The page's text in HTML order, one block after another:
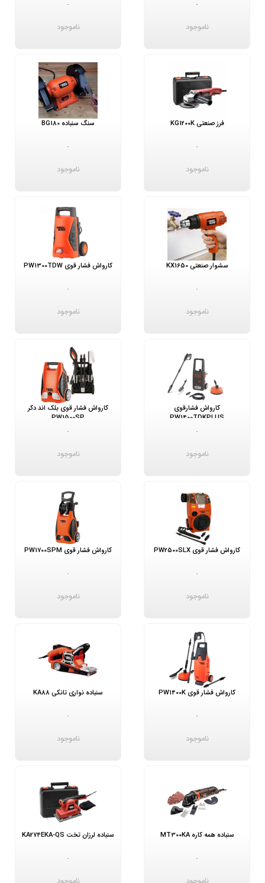
-
ناموجود
-
ناموجود
فرز صنعتی KG1200K
-
ناموجود
سنگ سنباده BG180
-
ناموجود
سشوار صنعتی KX1650
-
ناموجود
کارواش فشار قوی PW1300TDW
-
ناموجود
کارواش فشارقوی
PW1400TDKPLUS
-
ناموجود
کارواش‌ فشار قوی بلک اند دکر
PW1500SP
-
ناموجود
کارواش فشار قوی PW2500SLX
-
ناموجود
کارواش فشار قوی PW1700SPM
-
ناموجود
کارواش فشار قوی PW1400K
-
ناموجود
سنباده نواری تانکی KA88
-
ناموجود
سنباده همه کاره MT300KA
-
سنباده لرزان تخت KA274EKA-QS
-